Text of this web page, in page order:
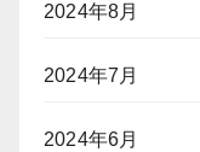
2024年8月
2024年7月
2024年6月